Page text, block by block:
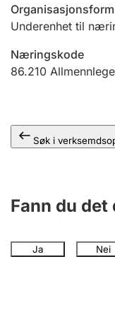
Organisasjonsform
Underenhet til
Næringskode
86.210
Søk i
Fann du
Ja Nei